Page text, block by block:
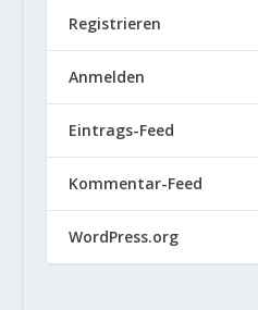
Registrieren
Anmelden
Eintrags-Feed
Kommentar-Feed
WordPress.org